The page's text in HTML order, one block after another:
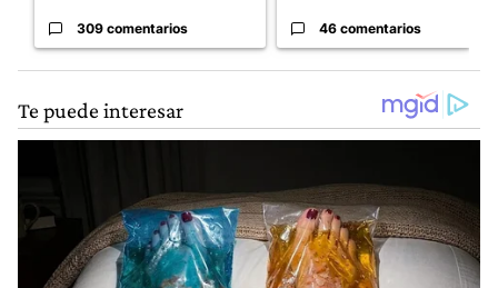
309 comentarios 46 comentarios